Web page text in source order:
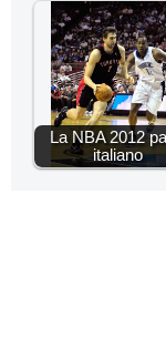
La NBA 2012
italiano